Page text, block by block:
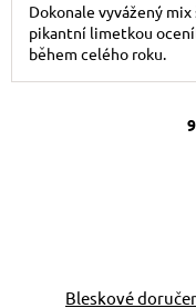
Dokonale vyvážený
pikantní limetkou
během celého roku.
9
Bleskové